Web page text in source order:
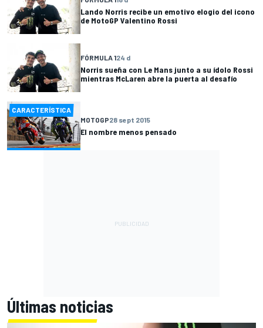
Lando Norris recibe un emotivo elogio del icono
de MotoGP Valentino Rossi
FÓRMULA 124 d
Norris sueña con Le Mans junto a su ídolo Rossi
mientras McLaren abre la puerta al desafío
CARACTERÍSTICA
MOTOGP28 sept 2015
El nombre menos pensado
Últimas noticias